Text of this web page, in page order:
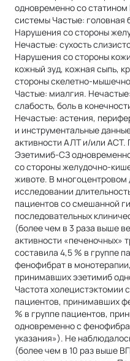
одновременно со
системы Частые: головная
Нарушения со стороны
Нечастые: сухость
Нарушения со стороны
кожный зуд, кожная сыпь,
стороны скелетно-
Частые: миалгия.
слабость, боль в
Нечастые: астения,
и инструментальные
активности АЛТ и/или
Эзетимиб-СЗ
со стороны желудочно-
животе. В
исследовании
пациентов со смешанной
последовательных
(более чем в 3 раза выше
активности «печеночных»
составила 4,5 % в группе
фенофибрат в
принимавших эзетимиб
Частота холецистэктомии
пациентов, принимавших
% в группе пациентов,
одновременно с
указания»). Не
(более чем в 10 раз выше